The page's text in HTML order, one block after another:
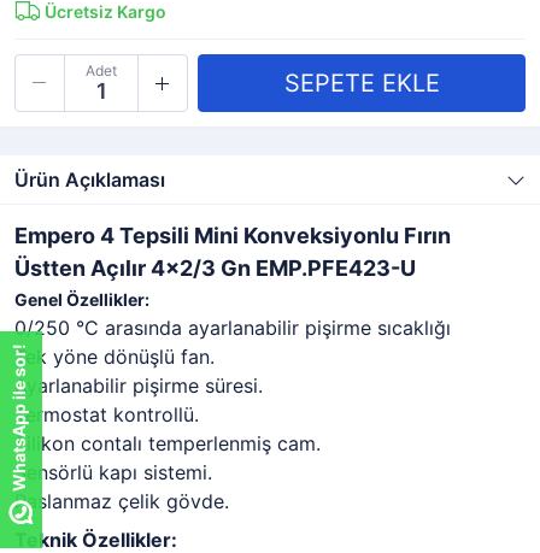
Ücretsiz Kargo
Adet
Ürün Açıklaması
Empero 4 Tepsili Mini Konveksiyonlu Fırın
Üstten Açılır 4x2/3 Gn EMP.PFE423-U
Genel Özellikler:
0/250 °C arasında ayarlanabilir pişirme sıcaklığı
Tek yöne dönüşlü fan.
Ayarlanabilir pişirme süresi.
Termostat kontrollü.
Silikon contalı temperlenmiş cam.
Sensörlü kapı sistemi.
Paslanmaz çelik gövde.
Teknik Özellikler:
WhatsApp ile sor!